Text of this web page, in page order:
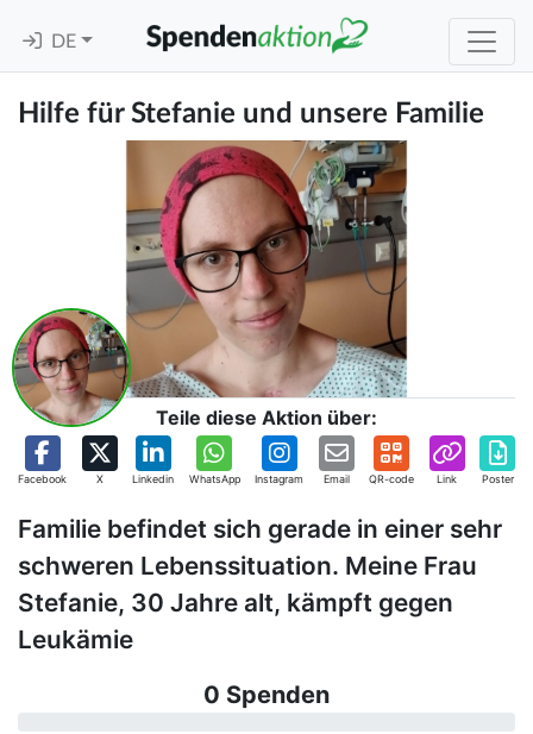
DE
Hilfe für Stefanie und unsere Familie
Teile diese Aktion über:
Facebook X Linkedin WhatsApp Instagram Email QR-code Link Poster
Familie befindet sich gerade in einer sehr
schweren Lebenssituation. Meine Frau
Stefanie, 30 Jahre alt, kämpft gegen
Leukämie
0 Spenden